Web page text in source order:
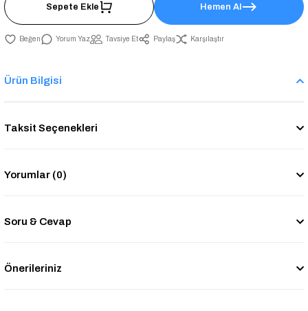
Sepete Ekle Hemen Al
Yorum Yaz Tavsiye Et Paylaş Karşılaştır
Ürün Bilgisi
Taksit Seçenekleri
Yorumlar (0)
Soru & Cevap
Önerileriniz